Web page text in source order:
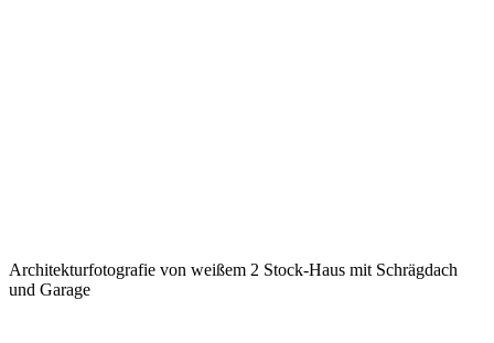
Architekturfotografie von weißem 2 Stock-Haus mit Schrägdach
und Garage